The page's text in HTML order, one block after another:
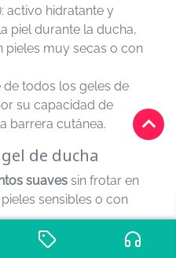
activo hidratante y
piel durante la ducha,
pieles muy secas o con
de todos los geles de
su capacidad de
barrera cutánea.
de ducha
suaves sin frotar en
sensibles o con
no agravar la
keyboard_arrow_up